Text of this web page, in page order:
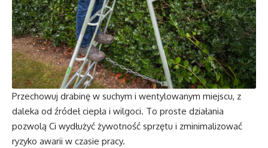
Przechowuj drabinę w suchym i wentylowanym miejscu, z
daleka od źródeł ciepła i wilgoci. To proste działania
pozwolą Ci wydłużyć żywotność sprzętu i zminimalizować
ryzyko awarii w czasie pracy.